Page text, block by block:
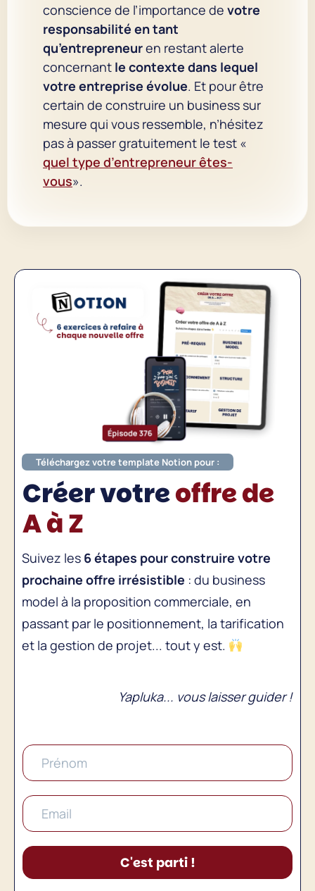
conscience de l’importance de votre
responsabilité en tant
qu’entrepreneuren restant alerte
concernant le contexte dans lequel
votre entreprise évolue. Et pour être
certain de construire un business sur
mesure qui vous ressemble, n’hésitez
pas à passer gratuitement le test «
quel type d’entrepreneur êtes-
vous».
Téléchargez votre template Notion pour :
Créer votreoffre de
A à Z
Suivez les 6 étapes pour construire votre
prochaine offre irrésistible : du business
model à la proposition commerciale, en
passant par le positionnement, la tarification
et la gestion de projet... tout y est.
Yapluka... vous laisser guider !
C'est parti !